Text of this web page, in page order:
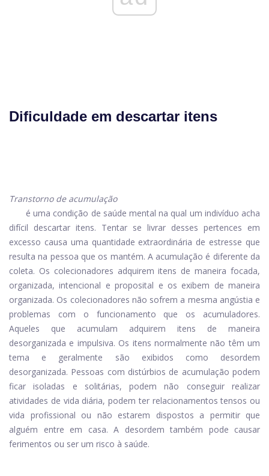
Dificuldade em descartar itens
Transtorno de acumulação
é uma condição de saúde mental na qual um indivíduo acha
difícil descartar itens. Tentar se livrar desses pertences em
excesso causa uma quantidade extraordinária de estresse que
resulta na pessoa que os mantém. A acumulação é diferente da
coleta. Os colecionadores adquirem itens de maneira focada,
organizada, intencional e proposital e os exibem de maneira
organizada. Os colecionadores não sofrem a mesma angústia e
problemas com o funcionamento que os acumuladores.
Aqueles que acumulam adquirem itens de maneira
desorganizada e impulsiva. Os itens normalmente não têm um
tema e geralmente são exibidos como desordem
desorganizada. Pessoas com distúrbios de acumulação podem
ficar isoladas e solitárias, podem não conseguir realizar
atividades de vida diária, podem ter relacionamentos tensos ou
vida profissional ou não estarem dispostos a permitir que
alguém entre em casa. A desordem também pode causar
ferimentos ou ser um risco à saúde.